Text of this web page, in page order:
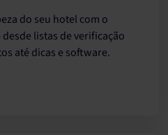
do seu hotel com o
listas de verificação
até dicas e software.